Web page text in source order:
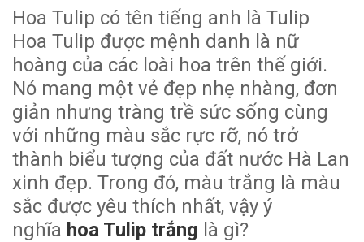
Hoa Tulip có tên tiếng anh là Tulip
Hoa Tulip được mệnh danh là nữ
hoàng của các loài hoa trên thế giới.
Nó mang một vẻ đẹp nhẹ nhàng, đơn
giản nhưng tràng trề sức sống cùng
với những màu sắc rực rỡ, nó trở
thành biểu tượng của đất nước Hà Lan
xinh đẹp. Trong đó, màu trắng là màu
sắc được yêu thích nhất, vậy ý
nghĩa hoa Tulip trắng là gì?